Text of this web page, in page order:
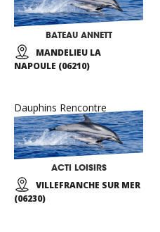
BATEAU ANNETT
MANDELIEU LA
NAPOULE (06210)
Dauphins Rencontre
ACTI LOISIRS
VILLEFRANCHE SUR MER
(06230)